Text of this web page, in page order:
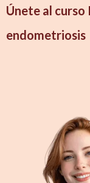
Únete al curso
endometriosis